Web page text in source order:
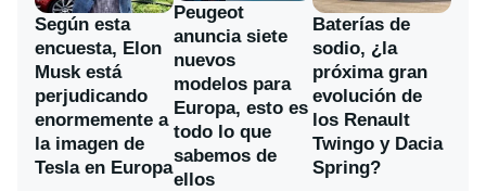
Según esta
encuesta, Elon
Musk está
perjudicando
enormemente a
la imagen de
Tesla en Europa
Peugeot
anuncia siete
nuevos
modelos para
Europa, esto es
todo lo que
sabemos de
ellos
Baterías de
sodio, ¿la
próxima gran
evolución de
los Renault
Twingo y Dacia
Spring?